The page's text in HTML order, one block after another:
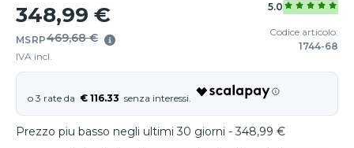
348,99 €
MSRP469,68 €
IVA incl.
5.0
Codice articolo:
1744-68
€ 116.33
Prezzo piu basso negli ultimi 30 giorni - 348,99 €